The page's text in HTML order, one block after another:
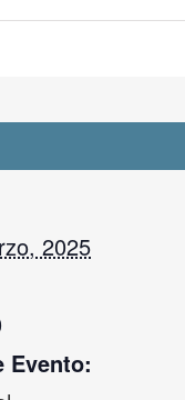
2025
Evento: